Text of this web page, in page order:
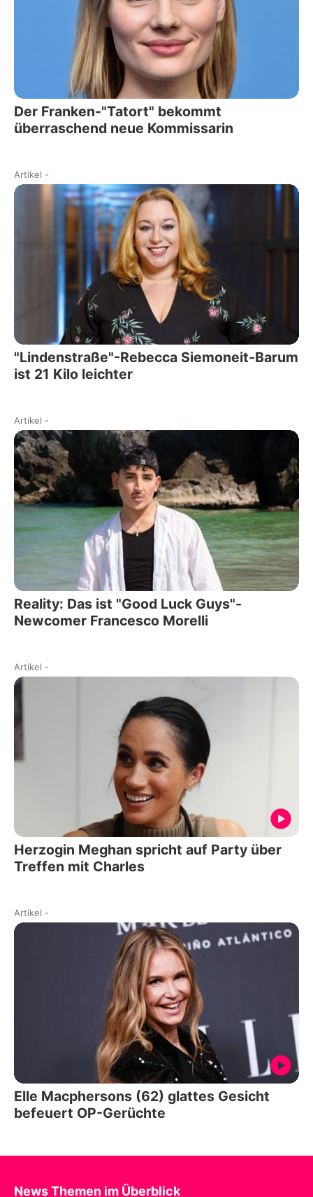
Der Franken-"Tatort" bekommt
überraschend neue Kommissarin
Artikel -
"Lindenstraße"-Rebecca Siemoneit-Barum
ist 21 Kilo leichter
Artikel -
Reality: Das ist "Good Luck Guys"-
Newcomer Francesco Morelli
Artikel -
Herzogin Meghan spricht auf Party über
Treffen mit Charles
Artikel -
Elle Macphersons (62) glattes Gesicht
befeuert OP-Gerüchte
News Themen im Überblick